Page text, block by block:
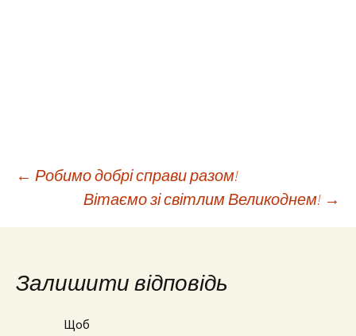
Навігація
по
запису
← Робимо добрі справи разом!
Вітаємо зі світлим Великоднем! →
Залишити відповідь
Щоб